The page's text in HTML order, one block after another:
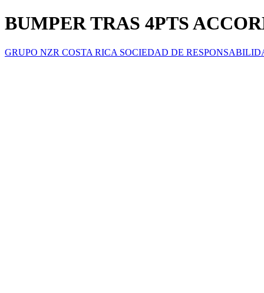
BUMPER TRAS 4PTS
GRUPO NZR COSTA RICA SOCIEDAD DE